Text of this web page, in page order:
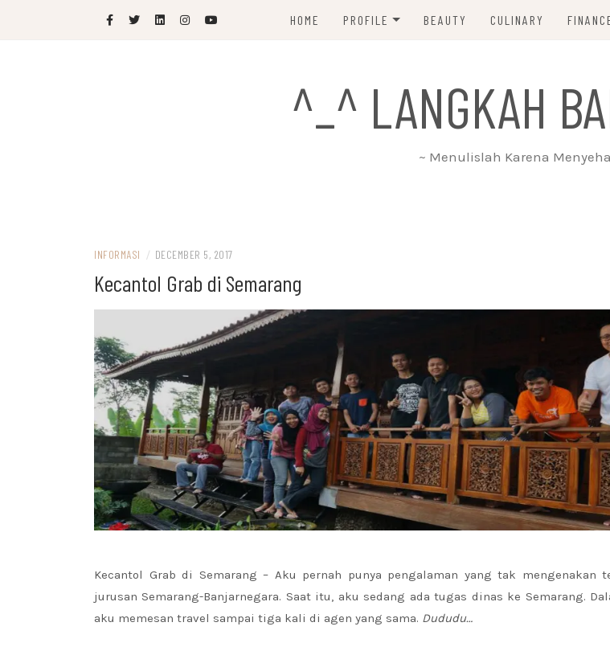
HOME PROFILE
DISCLAIMER
PRIVACY POLICY
BEAUTY CULINARY
^_^ LANGKAH
~ Menulislah Karena
INFORMASI / DECEMBER 5, 2017
Kecantol Grab di Semarang
Kecantol Grab di Semarang – Aku pernah punya pengalaman yang tak mengenakan
jurusan Semarang-Banjarnegara. Saat itu, aku sedang ada tugas dinas ke Semarang.
aku memesan travel sampai tiga kali di agen yang sama. Dududu…